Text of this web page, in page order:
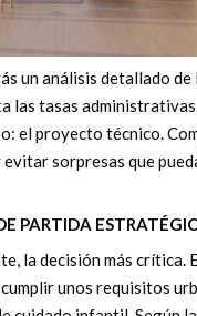
un análisis detallado
las tasas
el proyecto técnico.
sorpresas que
PARTIDA
la decisión más crítica.
cumplir unos requisitos